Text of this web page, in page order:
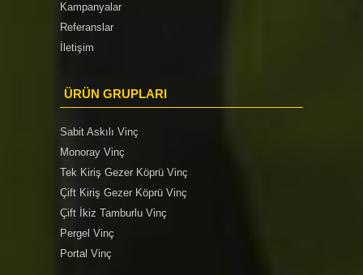
Kampanyalar
Referanslar
İletişim
ÜRÜN GRUPLARI
Sabit Askılı Vinç
Monoray Vinç
Tek Kiriş Gezer Köprü Vinç
Çift Kiriş Gezer Köprü Vinç
Çift İkiz Tamburlu Vinç
Pergel Vinç
Portal Vinç